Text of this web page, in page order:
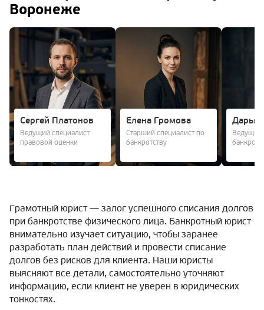
Воронеже
Сергей Платонов
Ведущий специалист
правовой оценки
Елена Громова
Старший специалист по
банкротству
Дарья
Ведущий
Грамотный юрист — залог успешного списания долгов
при банкротстве физического лица. Банкротный юрист
внимательно изучает ситуацию, чтобы заранее
разработать план действий и провести списание
долгов без рисков для клиента. Наши юристы
выясняют все детали, самостоятельно уточняют
информацию, если клиент не уверен в юридических
тонкостях.